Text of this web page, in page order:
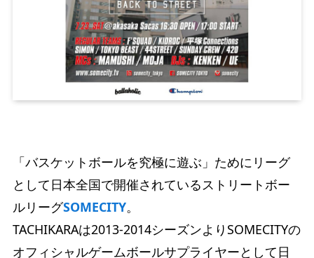
「バスケットボールを究極に遊ぶ」ためにリーグ
として日本全国で開催されているストリートボー
ルリーグSOMECITY。
TACHIKARAは2013-2014シーズンよりSOMECITYの
オフィシャルゲームボールサプライヤーとして日